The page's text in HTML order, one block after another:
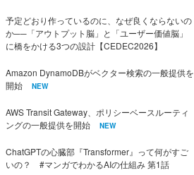
予定どおり作っているのに、なぜ良くならないの
か──「アウトプット脳」と「ユーザー価値脳」
に橋をかける3つの設計【CEDEC2026】
Amazon DynamoDBがベクター検索の一般提供を
開始
NEW
AWS Transit Gateway、ポリシーベースルーティ
ングの一般提供を開始
NEW
ChatGPTの心臓部『Transformer』って何がすご
いの？ #マンガでわかるAIの仕組み 第1話